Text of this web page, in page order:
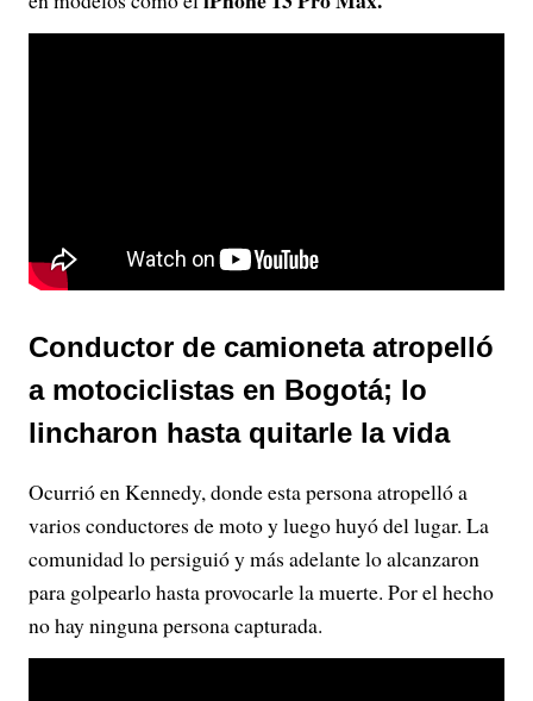
Conductor de camioneta atropelló
a motociclistas en Bogotá; lo
lincharon hasta quitarle la vida
Ocurrió en Kennedy, donde esta persona atropelló a
varios conductores de moto y luego huyó del lugar. La
comunidad lo persiguió y más adelante lo alcanzaron
para golpearlo hasta provocarle la muerte. Por el hecho
no hay ninguna persona capturada.